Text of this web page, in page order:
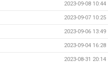
2023-09-08 10:44
2023-09-07 10:25
2023-09-06 13:49
2023-09-04 16:28
2023-08-31 20:14